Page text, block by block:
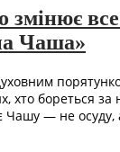
Чаша»
хто бореться
Чашу — не осуду,